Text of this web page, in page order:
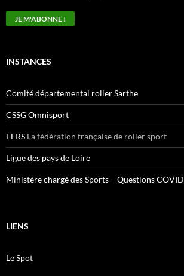
INSTANCES
Comité départemental roller Sarthe
CSSG Omnisport
FFRS La fédération française de roller sport
Ligue des pays de Loire
Ministère chargé des Sports – Questions COVID
LIENS
Le Spot